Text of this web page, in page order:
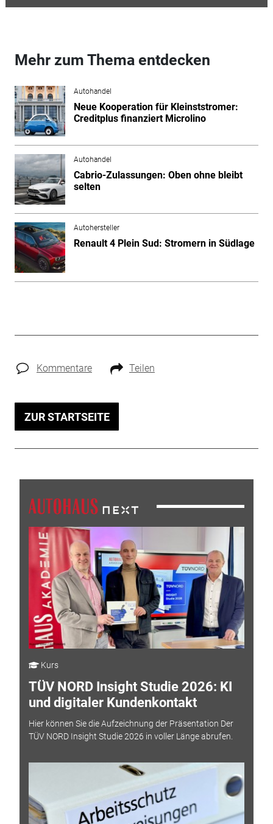
Mehr zum Thema entdecken
Autohandel
Neue Kooperation für Kleinststromer:
Creditplus finanziert Microlino
Autohandel
Cabrio-Zulassungen: Oben ohne bleibt
selten
Autohersteller
Renault 4 Plein Sud: Stromern in Südlage
Kommentare Teilen
ZUR STARTSEITE
Kurs
TÜV NORD Insight Studie 2026: KI
und digitaler Kundenkontakt
Hier können Sie die Aufzeichnung der Präsentation Der
TÜV NORD Insight Studie 2026 in voller Länge abrufen.